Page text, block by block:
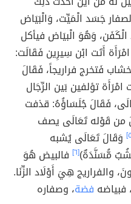
جَسَد الْمَيِّت، وَالْبَيَاض
وَهُوَ الْبيَاض فيأكل
أَتَت ابْن سِيرِين فَقَالَت:
فَتخرج فراريجاً، فَقَالَ
تؤلفين بَين الرِّجَال
فَقَالَ جُلَسَاؤُهُ: قذفت
من قَوْله تَعَالَى يصف
وَقَالَ تَعَالَى يُشبه
مُّسَنَّدَةٌ)[٦] فالبيض هُوَ
والفراريج هِيَ أَوْلَاد الزِّنَا.
فضة، وصفاره